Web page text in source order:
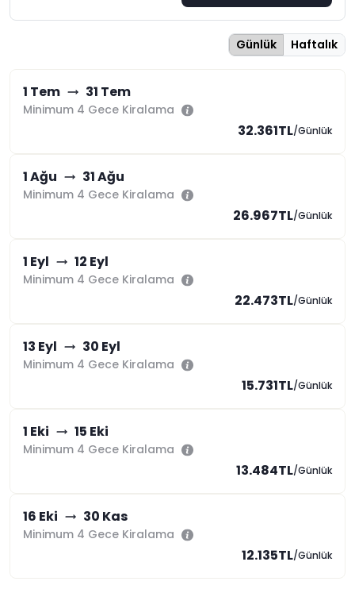
Günlük Haftalık
1 Tem 31 Tem
Minimum 4 Gece Kiralama
32.361TL/Günlük
1 Ağu 31 Ağu
Minimum 4 Gece Kiralama
26.967TL/Günlük
1 Eyl 12 Eyl
Minimum 4 Gece Kiralama
22.473TL/Günlük
13 Eyl 30 Eyl
Minimum 4 Gece Kiralama
15.731TL/Günlük
1 Eki 15 Eki
Minimum 4 Gece Kiralama
13.484TL/Günlük
16 Eki 30 Kas
Minimum 4 Gece Kiralama
12.135TL/Günlük